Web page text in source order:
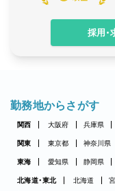
採用
勤務地からさがす
関西 大阪府 兵庫県
関東 東京都 神奈川県
東海 愛知県 静岡県
北海道・東北 北海道